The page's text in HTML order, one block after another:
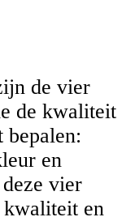
de vier
de kwaliteit
bepalen:
en
vier
kwaliteit en